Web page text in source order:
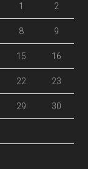
1 2
8 9
15 16
22 23
29 30